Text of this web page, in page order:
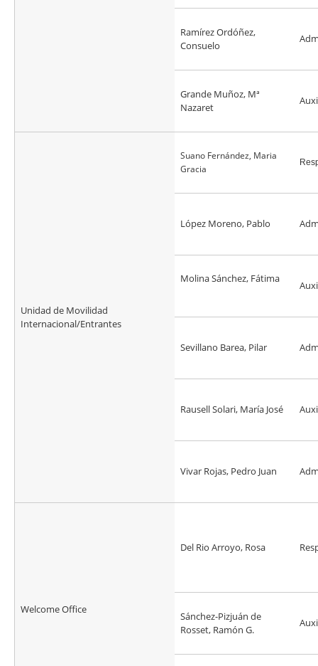
Ramírez Ordóñez,
Consuelo
Grande Muñoz, Mª
Nazaret
Unidad de Movilidad
Internacional/Entrantes
Suano Fernández, Maria
Gracia
López Moreno, Pablo
Molina Sánchez, Fátima
Sevillano Barea, Pilar
Rausell Solari, María José
Vivar Rojas, Pedro Juan
Welcome Office
Del Rio Arroyo, Rosa
Sánchez-Pizjuán de
Rosset, Ramón G.